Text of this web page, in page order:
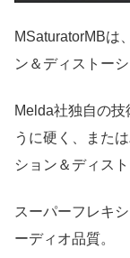
MSaturatorMBは
ン＆ディストー
Melda社独自の
うに硬く、また
ション＆ディス
スーパーフレキ
ーディオ品質。